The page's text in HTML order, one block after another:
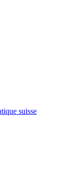
suisse